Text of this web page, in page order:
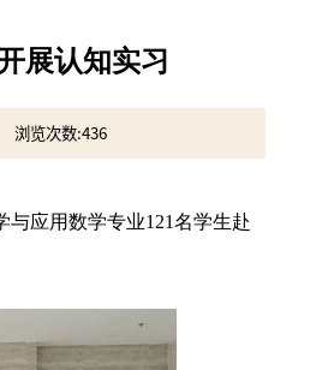
展认知实习
浏览次数:436
应用数学专业121名学生赴